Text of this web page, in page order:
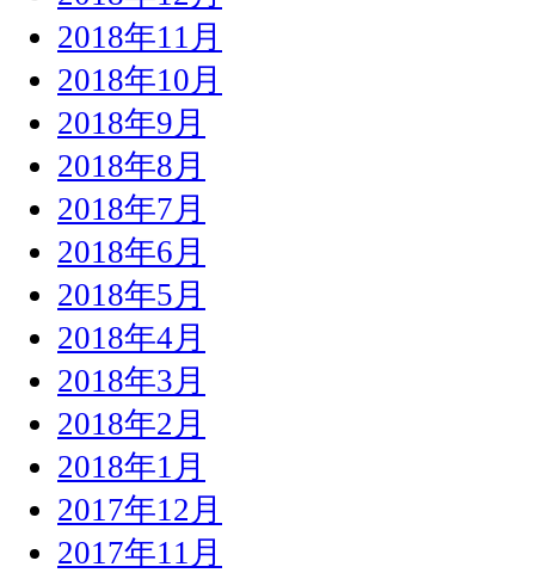
2018年11月
2018年10月
2018年9月
2018年8月
2018年7月
2018年6月
2018年5月
2018年4月
2018年3月
2018年2月
2018年1月
2017年12月
2017年11月